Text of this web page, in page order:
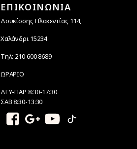
ΕΠΙΚΟΙΝΩΝΙΑ
Δουκίσσης Πλακεντίας 114,
Χαλάνδρι 15234
Τηλ: 210 600 8689
ΩΡΑΡΙΟ
ΔΕΥ-ΠΑΡ 8:30-17:30
ΣΑΒ 8:30-13:30